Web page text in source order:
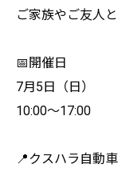
ご家族やご友人
📅開催日
7月5日（日）
10:00～17:00
📍クスハラ自動車